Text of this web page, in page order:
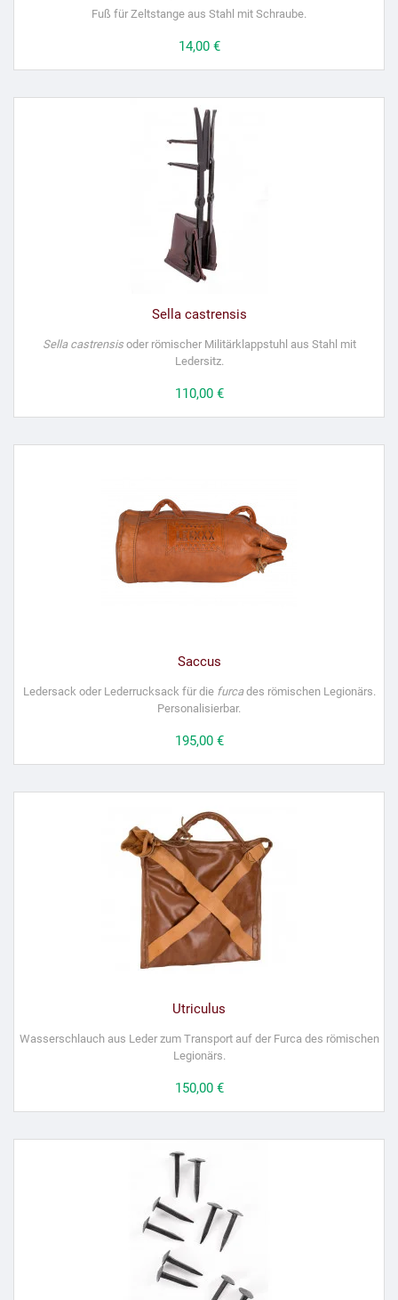
Fuß für Zeltstange aus Stahl mit Schraube.
Preis
14,00 €
Sella castrensis
Sella castrensisoder römischer Militärklappstuhl aus Stahl mit
Ledersitz.
Preis
110,00 €
Saccus
Ledersack oder Lederrucksack für die furcades römischen Legionärs.
Personalisierbar.
Preis
195,00 €
Utriculus
Wasserschlauch aus Leder zum Transport auf der Furca des römischen
Legionärs.
Preis
150,00 €